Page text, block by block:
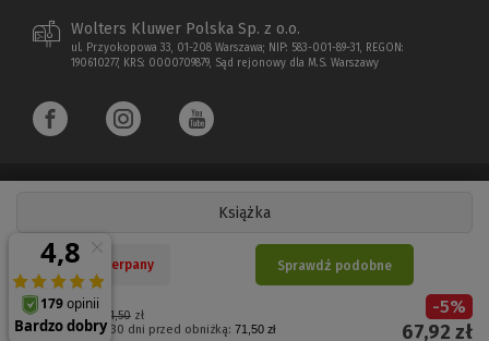
Książka
Cena regularna: 71,50zł
Najniższa cena z 30 dni przed obniżką:71,50 zł
-5%
67,92 zł
Nakład wyczerpany Sprawdź podobne
Wolters Kluwer Polska Sp. z o.o.
ul. Przyokopowa 33, 01-208 Warszawa; NIP: 583-001-89-31, REGON:
190610277, KRS: 0000709879, Sąd rejonowy dla M.S. Warszawy
Copyright 1997 - 2026 Wolters Kluwer Polska Sp. z o.o.
Płatności elektroniczne
(Nowe
okno)
(Link
do